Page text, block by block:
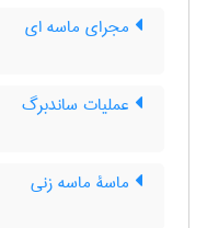
مجرای ماسه ای
عملیات ساندبرگ
ماسۀ ماسه زنی